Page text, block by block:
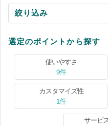
絞り込み
選定のポイントから探す
使いやすさ
9件
カスタマイズ性
1件
サービ